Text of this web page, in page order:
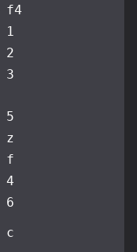
f4
1
2
3
5
z
f
4
6
c